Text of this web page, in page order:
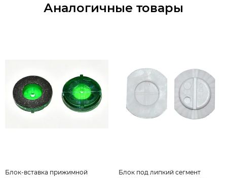
Аналогичные товары
Блок-вставка прижимной
Блок под липкий сегмент